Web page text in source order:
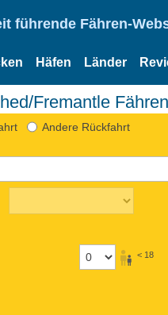
führende Fähren-
Häfen Länder
Fremantle Fähren
Andere Rückfahrt
< 18